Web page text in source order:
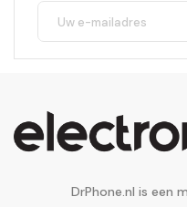
DrPhone.nl is een